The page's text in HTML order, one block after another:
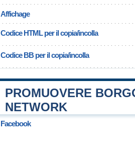
Affichage
Codice HTML per il copia/incolla
Codice BB per il copia/incolla
PROMUOVERE
NETWORK
Facebook